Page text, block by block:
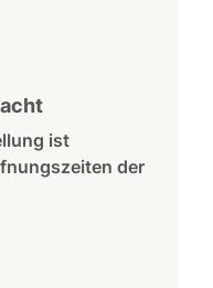
ist
der